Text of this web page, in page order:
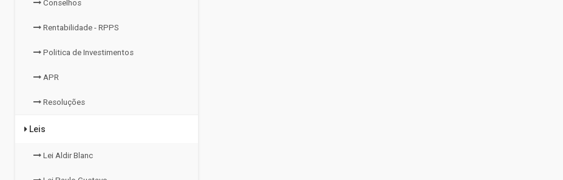
Conselhos
Rentabilidade - RPPS
Politica de Investimentos
APR
Resoluções
Leis
Lei Aldir Blanc